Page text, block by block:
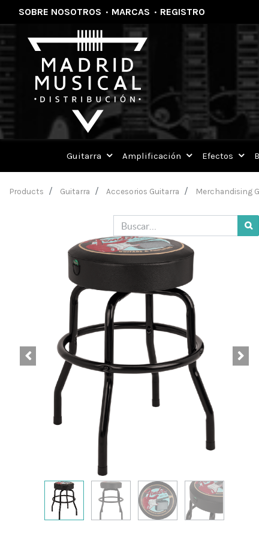
SOBRE NOSOTROS · MARCAS · REGISTRO
Guitarra Amplificación Efectos
Products Guitarra Accesorios Guitarra Merchandising